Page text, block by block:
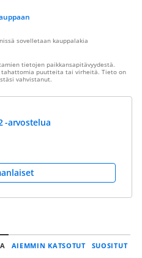
sovelletaan kauppalakia
tietojen paikkansapitävyydestä.
puutteita tai virheitä. Tieto on
vahvistanut.
-arvostelua
AIEMMIN KATSOTUT SUOSITUT